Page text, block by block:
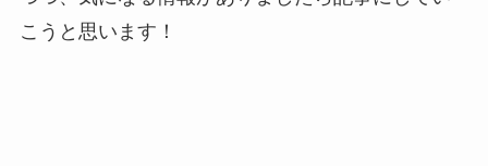
こうと思います！